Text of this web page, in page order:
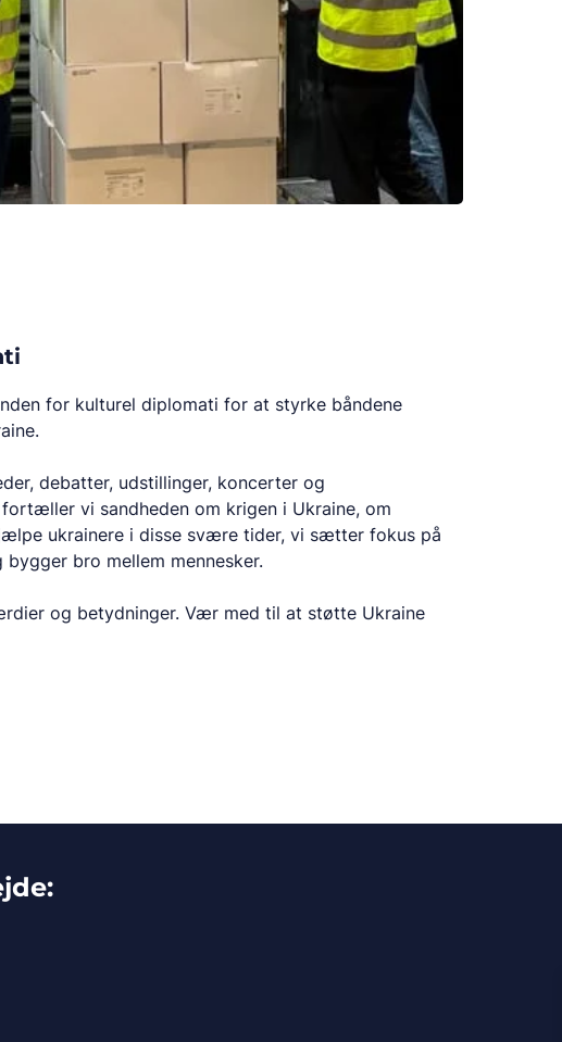
for kulturel diplomati for at styrke båndene
debatter, udstillinger, koncerter og
vi sandheden om krigen i Ukraine, om
ukrainere i disse svære tider, vi sætter fokus på
bro mellem mennesker.
og betydninger. Vær med til at støtte Ukraine